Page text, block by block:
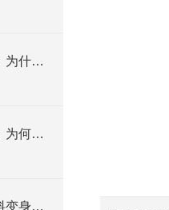
铝削压块机生产厂家推荐：为什么恩派特是值得信赖的选择？
铝屑屑饼机生产厂家推荐：为何恩派特成为金属回收行业的“隐形优选”？
木屑压块机如何让蓬松废料变身高能燃料？